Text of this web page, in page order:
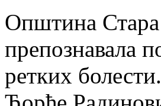
Општина Стара
препознавала
ретких